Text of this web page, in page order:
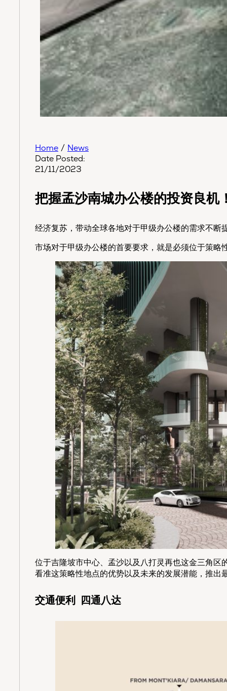
Home / News
Date Posted:
21/11/2023
把握孟沙南城办公楼的投资良
经济复苏，带动全球各地对于甲级办公楼的需求不断
市场对于甲级办公楼的首要要求，就是必须位于策
位于吉隆坡市中心、孟沙以及八打灵再也这金三角
看准这策略性地点的优势以及未来的发展潜能，推出
交通便利 四通八达